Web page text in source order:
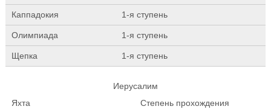
Каппадокия 1-я ступень
Олимпиада 1-я ступень
Щепка 1-я ступень
Иерусалим
Яхта
Степень прохождения